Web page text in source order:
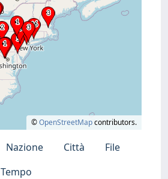
©OpenStreetMapcontributors.
Nazione Città
File
Tempo